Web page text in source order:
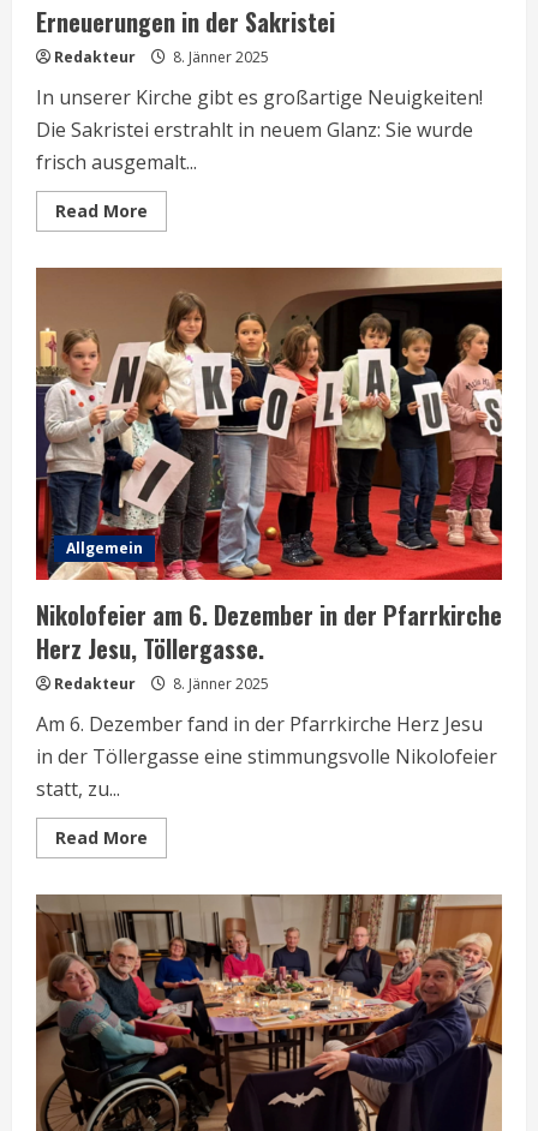
Erneuerungen in der Sakristei
Redakteur 8. Jänner 2025
In unserer Kirche gibt es großartige Neuigkeiten!
Die Sakristei erstrahlt in neuem Glanz: Sie wurde
frisch ausgemalt...
Read More
more
der
Sakristei
Allgemein
Nikolofeier am 6. Dezember in der Pfarrkirche
Herz Jesu, Töllergasse.
Redakteur 8. Jänner 2025
Am 6. Dezember fand in der Pfarrkirche Herz Jesu
in der Töllergasse eine stimmungsvolle Nikolofeier
statt, zu...
Read More
more
6.
Dezember
in
der
Pfarrkirche
Herz
Jesu,
Töllergasse.